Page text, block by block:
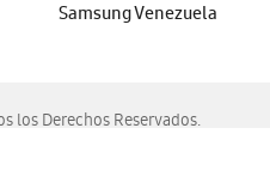
Samsung Venezuela
los Derechos Reservados.